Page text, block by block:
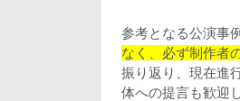
参考となる公演事
なく、必ず制作者
振り返り、現在進
体への提言も歓迎